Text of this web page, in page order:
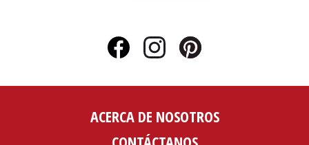
window
ACERCA DE NOSOTROS